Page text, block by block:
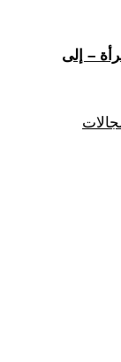
– إلى